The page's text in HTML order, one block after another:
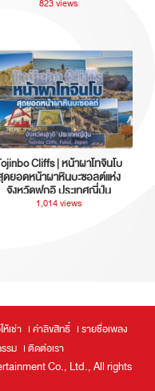
823 views
Cliffs | หน้าผาโทจินโบ
ยอดหน้าผาหินบะซอลต์แห่ง
จังหวัดฟุกุอิ ประเทศญี่ปุ่น
1,014 views
เช่า ค่าลิขสิทธิ์
รายชื่อเพลง
รม ติดต่อเรา
Co., Ltd., All rights